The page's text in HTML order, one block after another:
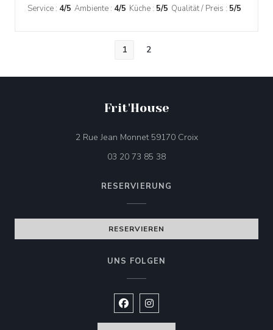
Service : 4/5 Ambiente : 4/5 Küche : 5/5 Qualität / Preis : 5/5
1 2
Frit'House
2 Rue Jean Monnet 59170 Croix((öffnet ein neues
03 20 73 85 38
RESERVIERUNG
RESERVIEREN
UNS FOLGEN
Facebook ((öffnet ein neues
Instagram ((öffnet ein neues